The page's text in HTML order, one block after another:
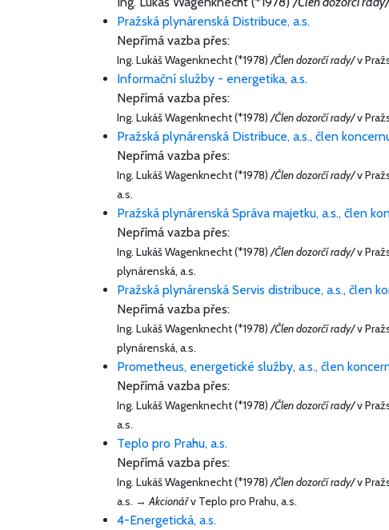
Pražská plynárenská Distribuce, a.s.
Nepřímá vazba přes:
Ing. Lukáš Wagenknecht (*1978) /Člen dozorčí rady/v
Informační služby - energetika, a.s.
Nepřímá vazba přes:
Ing. Lukáš Wagenknecht (*1978) /Člen dozorčí rady/v
Pražská plynárenská Distribuce, a.s., člen
Nepřímá vazba přes:
Ing. Lukáš Wagenknecht (*1978) /Člen dozorčí rady/v
a.s.
Pražská plynárenská Správa majetku, a.s., člen
Nepřímá vazba přes:
Ing. Lukáš Wagenknecht (*1978) /Člen dozorčí rady/v
plynárenská, a.s.
Pražská plynárenská Servis distribuce, a.s., člen
Nepřímá vazba přes:
Ing. Lukáš Wagenknecht (*1978) /Člen dozorčí rady/v
plynárenská, a.s.
Prometheus, energetické služby, a.s., člen
Nepřímá vazba přes:
Ing. Lukáš Wagenknecht (*1978) /Člen dozorčí rady/v
a.s.
Teplo pro Prahu, a.s.
Nepřímá vazba přes:
Ing. Lukáš Wagenknecht (*1978) /Člen dozorčí rady/v
a.s. →Akcionářv Teplo pro Prahu, a.s.
4-Energetická, a.s.